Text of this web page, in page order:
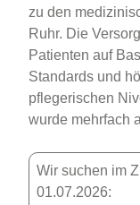
zu den
Ruhr. Die
Patienten auf
Standards und
pflegerischen
wurde mehrfach
Wir suchen im
01.07.2026: